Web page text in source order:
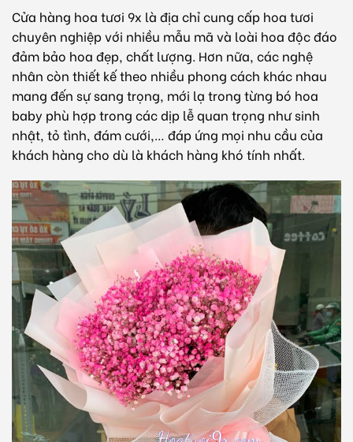
Cửa hàng hoa tươi 9x là địa chỉ cung cấp hoa tươi
chuyên nghiệp với nhiều mẫu mã và loài hoa độc đáo
đảm bảo hoa đẹp, chất lượng. Hơn nữa, các nghệ
nhân còn thiết kế theo nhiều phong cách khác nhau
mang đến sự sang trọng, mới lạ trong từng bó hoa
baby phù hợp trong các dịp lễ quan trọng như sinh
nhật, tỏ tình, đám cưới,… đáp ứng mọi nhu cầu của
khách hàng cho dù là khách hàng khó tính nhất.